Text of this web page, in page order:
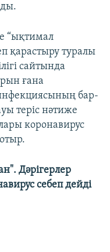
“ықтимал
қарастыру туралы
сайтында
ғана
бар-
теріс нәтиже
коронавирус
Дәрігерлер
себеп дейді